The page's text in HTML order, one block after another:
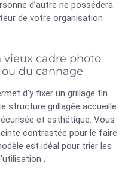
d’autre ne possédera.
de votre organisation
vieux cadre photo
du cannage
d’y fixer un grillage fin
structure grillagée accueille
et esthétique. Vous
contrastée pour le faire
est idéal pour trier les
.